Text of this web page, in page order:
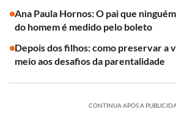
Ana Paula Hornos: O pai que
do homem é medido pelo boleto
Depois dos filhos: como preservar a
meio aos desafios da parentalidade
CONTINUA APÓS A